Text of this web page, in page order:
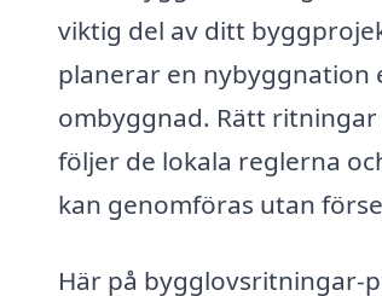
viktig del av ditt
planerar en nybyggnation
ombyggnad. Rätt
följer de lokala reglerna
kan genomföras utan
Här på bygglovsritningar-